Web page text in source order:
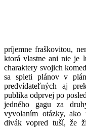
príjemne fraškovitou,
ktorá vlastne ani nie je
charaktery svojich
sa spleti plánov v
predvídateľných aj
publika odprvej po
jedného gagu za
vyvolaním otázky, ako
divák vopred tuší, že